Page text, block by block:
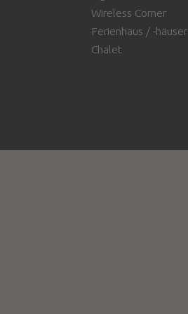
Wireless Corner
Ferienhaus / -häuser
Chalet